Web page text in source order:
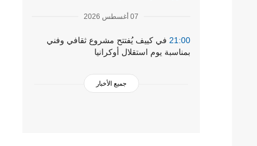
07 أغسطس 2026
21:00 في كييف يُفتتح مشروع ثقافي وفني
بمناسبة يوم استقلال أوكرانيا
جميع الأخبار